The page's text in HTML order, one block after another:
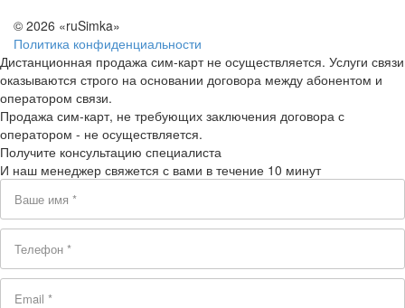
© 2026 «ruSimka»
Политика конфиденциальности
Дистанционная продажа сим-карт не осуществляется. Услуги связи
оказываются строго на основании договора между абонентом и
оператором связи.
Продажа сим-карт, не требующих заключения договора с
оператором - не осуществляется.
Получите консультацию специалиста
И наш менеджер свяжется с вами в течение 10 минут